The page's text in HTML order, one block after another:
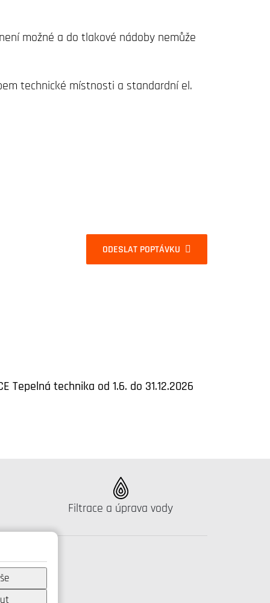
možné a do tlakové nádoby nemůže
technické místnosti a standardní el.
ODESLAT POPTÁVKU
Tepelná technika od 1.6. do 31.12.2026
Katalog:
Filtrace a úprava vody